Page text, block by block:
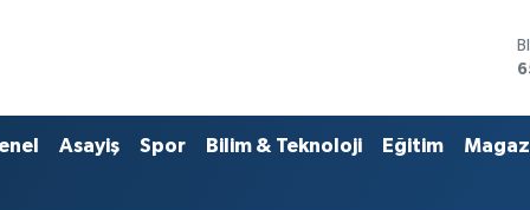
Asayiş Spor Bilim & Teknoloji Eğitim